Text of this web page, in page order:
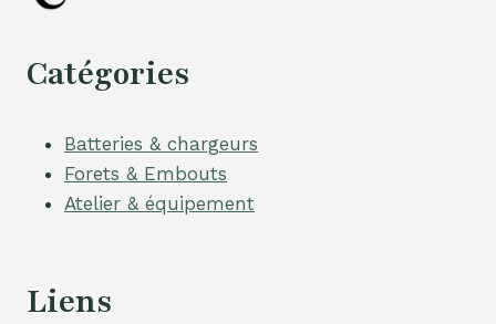
Catégories
Batteries & chargeurs
Forets & Embouts
Atelier & équipement
Liens